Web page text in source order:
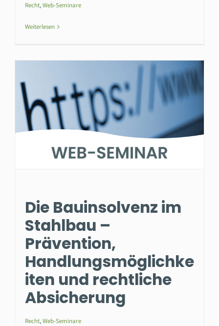
Recht,Web-Seminare
Weiterlesen
Die Bauinsolvenz im
Stahlbau –
Prävention,
Handlungsmöglichke
iten und rechtliche
Absicherung
Recht,Web-Seminare